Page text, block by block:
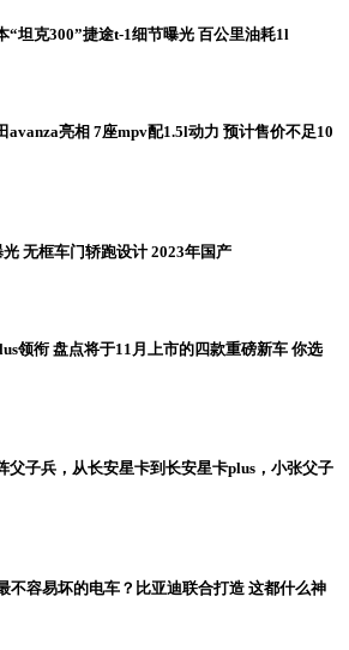
“坦克300”捷途t-1细节曝光 百公里油耗1l
avanza亮相 7座mpv配1.5l动力 预计售价不足10
无框车门轿跑设计 2023年国产
领衔 盘点将于11月上市的四款重磅新车 你选
父子兵，从长安星卡到长安星卡plus，小张父子
不容易坏的电车？比亚迪联合打造 这都什么神